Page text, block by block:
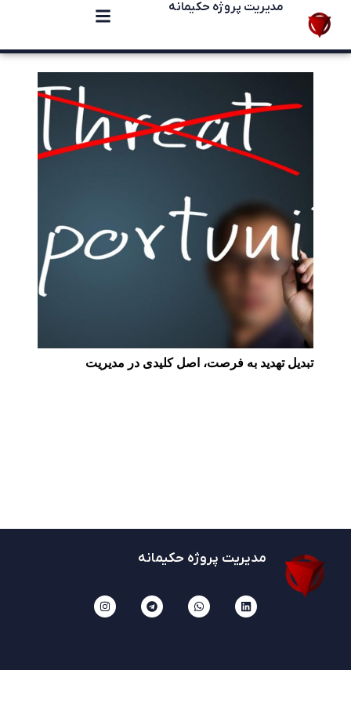
مدیریت پروژه حکیمانه
تبدیل تهدید به فرصت، اصل کلیدی در مدیریت
مدیریت پروژه حکیمانه